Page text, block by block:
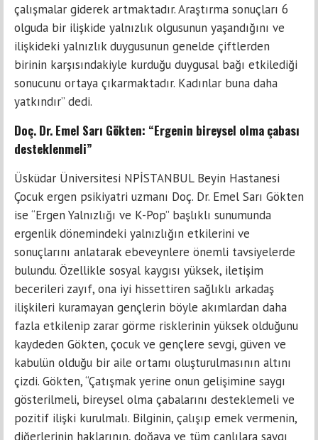
çalışmalar giderek artmaktadır. Araştırma sonuçları 6
olguda bir ilişkide yalnızlık olgusunun yaşandığını ve
ilişkideki yalnızlık duygusunun genelde çiftlerden
birinin karşısındakiyle kurduğu duygusal bağı etkilediği
sonucunu ortaya çıkarmaktadır. Kadınlar buna daha
yatkındır” dedi.
Doç. Dr. Emel Sarı Gökten: “Ergenin bireysel olma çabası
desteklenmeli”
Üsküdar Üniversitesi NPİSTANBUL Beyin Hastanesi
Çocuk ergen psikiyatri uzmanı Doç. Dr. Emel Sarı Gökten
ise “Ergen Yalnızlığı ve K-Pop” başlıklı sunumunda
ergenlik dönemindeki yalnızlığın etkilerini ve
sonuçlarını anlatarak ebeveynlere önemli tavsiyelerde
bulundu. Özellikle sosyal kaygısı yüksek, iletişim
becerileri zayıf, ona iyi hissettiren sağlıklı arkadaş
ilişkileri kuramayan gençlerin böyle akımlardan daha
fazla etkilenip zarar görme risklerinin yüksek olduğunu
kaydeden Gökten, çocuk ve gençlere sevgi, güven ve
kabulün olduğu bir aile ortamı oluşturulmasının altını
çizdi. Gökten, “Çatışmak yerine onun gelişimine saygı
gösterilmeli, bireysel olma çabalarını desteklemeli ve
pozitif ilişki kurulmalı. Bilginin, çalışıp emek vermenin,
diğerlerinin haklarının, doğaya ve tüm canlılara saygı